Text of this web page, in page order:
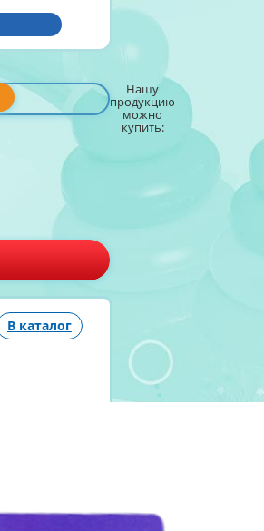
Нашу
продукцию
можно
купить:
В каталог